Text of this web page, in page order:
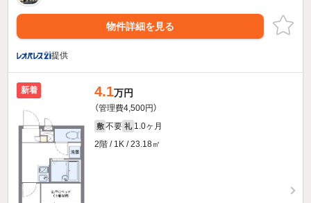
物件詳細を見る
提供
新着 4.1万円
（管理費4,500円）
敷 不要 礼 1.0ヶ月
2階 / 1K / 23.18㎡